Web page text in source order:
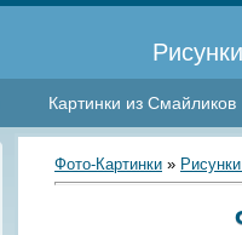
Картинки из Смайликов
Фото-Картинки »